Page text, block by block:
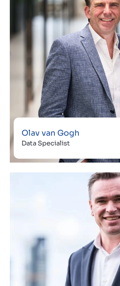
Olav van Gogh
Data Specialist